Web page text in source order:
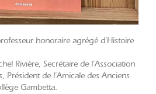
honoraire agrégé d’Histoire
Rivière, Secrétaire de l’Association
Président de l’Amicale des Anciens
Gambetta.